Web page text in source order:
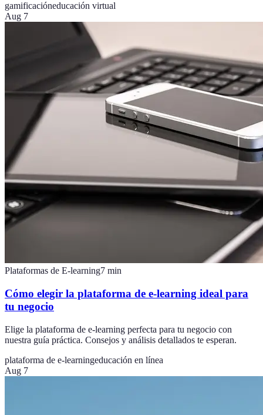
gamificacióneducación virtual
Aug 7
Plataformas de E-learning7 min
Cómo elegir la plataforma de e-learning ideal para
tu negocio
Elige la plataforma de e-learning perfecta para tu negocio con
nuestra guía práctica. Consejos y análisis detallados te esperan.
plataforma de e-learningeducación en línea
Aug 7